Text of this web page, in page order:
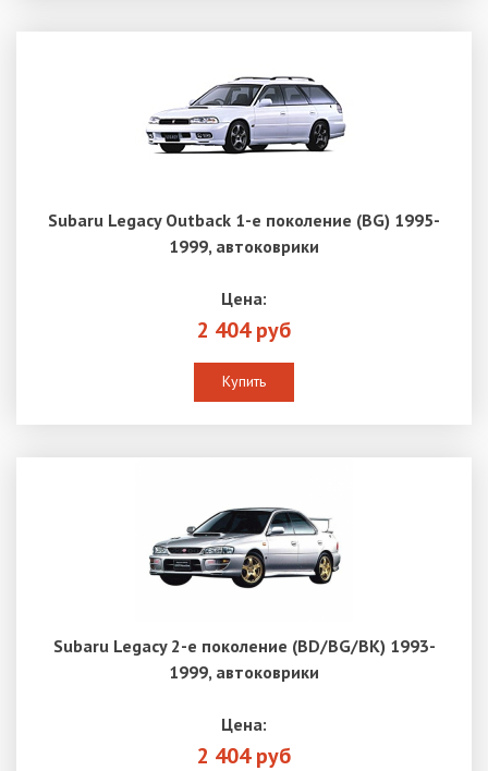
Subaru Legacy Outback 1-е поколение (BG) 1995-
1999, автоковрики
Цена:
2 404 руб
Купить
Subaru Legacy 2-е поколение (BD/BG/BK) 1993-
1999, автоковрики
Цена:
2 404 руб